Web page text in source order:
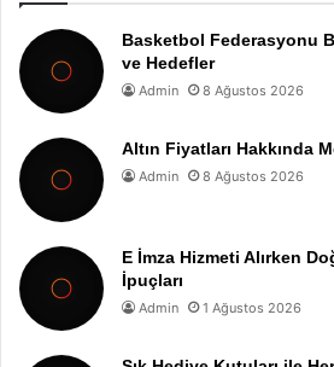
Basketbol Federasyonu
ve Hedefler
Admin 8 Ağustos 2026
Altın Fiyatları Hakkında
Admin 8 Ağustos 2026
E İmza Hizmeti Alırken
İpuçları
Admin 1 Ağustos 2026